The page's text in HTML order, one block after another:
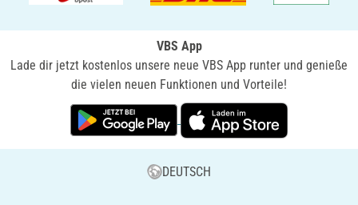
VBS App
Lade dir jetzt kostenlos unsere neue VBS App runter und genieße
die vielen neuen Funktionen und Vorteile!
DEUTSCH